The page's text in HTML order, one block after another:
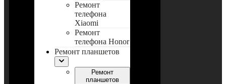
Ремонт
телефона
Xiaomi
Ремонт
телефона Honor
Ремонт планшетов
Ремонт
планшетов